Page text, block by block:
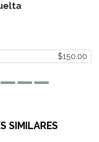
$150.00
SIMILARES